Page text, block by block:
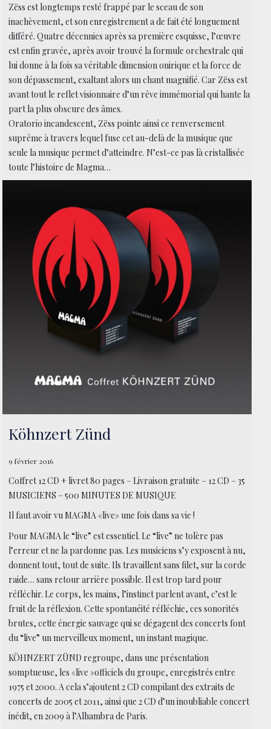
Zëss est longtemps resté frappé par le sceau de son
inachèvement, et son enregistrement a de fait été longuement
différé. Quatre décennies après sa première esquisse, l’œuvre
est enfin gravée, après avoir trouvé la formule orchestrale qui
lui donne à la fois sa véritable dimension onirique et la force de
son dépassement, exaltant alors un chant magnifié. Car Zëss est
avant tout le reflet visionnaire d’un rêve immémorial qui hante la
part la plus obscure des âmes.
Oratorio incandescent, Zëss pointe ainsi ce renversement
suprême à travers lequel fuse cet au-delà de la musique que
seule la musique permet d’atteindre. N’est-ce pas là cristallisée
toute l’histoire de Magma…
Köhnzert Zünd
9 février 2016
Coffret 12 CD + livret 80 pages – Livraison gratuite – 12 CD – 35
MUSICIENS – 500 MINUTES DE MUSIQUE
Il faut avoir vu MAGMA «live» une fois dans sa vie !
Pour MAGMA le “live” est essentiel. Le “live” ne tolère pas
l’erreur et ne la pardonne pas. Les musiciens s’y exposent à nu,
donnent tout, tout de suite. Ils travaillent sans filet, sur la corde
raide… sans retour arrière possible. Il est trop tard pour
réfléchir. Le corps, les mains, l’instinct parlent avant, c’est le
fruit de la réflexion. Cette spontanéité réfléchie, ces sonorités
brutes, cette énergie sauvage qui se dégagent des concerts font
du “live” un merveilleux moment, un instant magique.
KÖHNZERT ZÜND regroupe, dans une présentation
somptueuse, les «live »officiels du groupe, enregistrés entre
1975 et 2000. A cela s’ajoutent 2 CD compilant des extraits de
concerts de 2005 et 2011, ainsi que 2 CD d’un inoubliable concert
inédit, en 2009 à l’Alhambra de Paris.